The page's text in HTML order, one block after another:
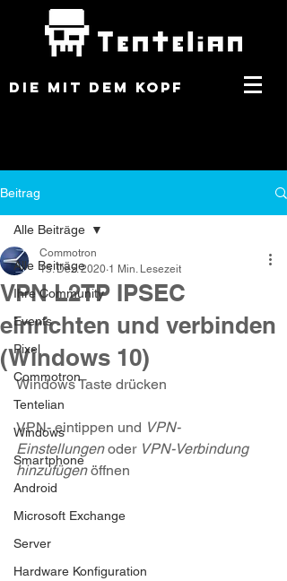
DIE MIT DEM KOPF
Beitrag
Alle Beiträge
Ihre Community
Events
Pixel
Commotron
Tentelian
Windows
Smartphone
Android
Microsoft Exchange
Server
Hardware Konfiguration
Alle Beiträge
VPN L2TP IPSEC
einrichten und verbinden
(Windows 10)
Commotron
15. Dez. 2020 1 Min. Lesezeit
Windows Taste drücken
VPN- eintippen und VPN-
Einstellungen oder VPN-Verbindung
hinzufügen öffnen